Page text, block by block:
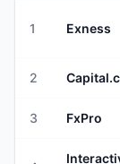
1 Exness
2
3 FxPro